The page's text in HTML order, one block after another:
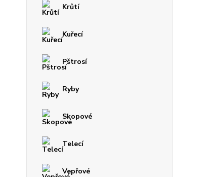
Krůtí
Kuřecí
Pštrosí
Ryby
Skopové
Telecí
Vepřové